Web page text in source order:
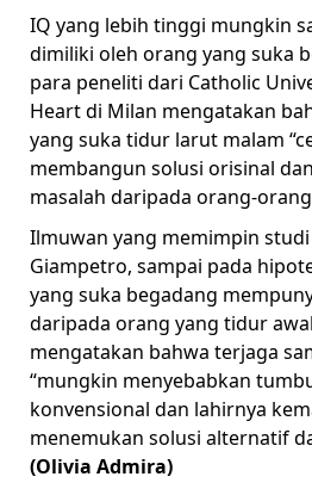
IQ yang lebih tinggi mungkin
dimiliki oleh orang yang suka
para peneliti dari Catholic
Heart di Milan mengatakan
yang suka tidur larut malam
membangun solusi orisinal
masalah daripada orang-
Ilmuwan yang memimpin
Giampetro, sampai pada
yang suka begadang
daripada orang yang tidur
mengatakan bahwa terjaga
“mungkin menyebabkan
konvensional dan lahirnya
menemukan solusi alternatif
(Olivia Admira)